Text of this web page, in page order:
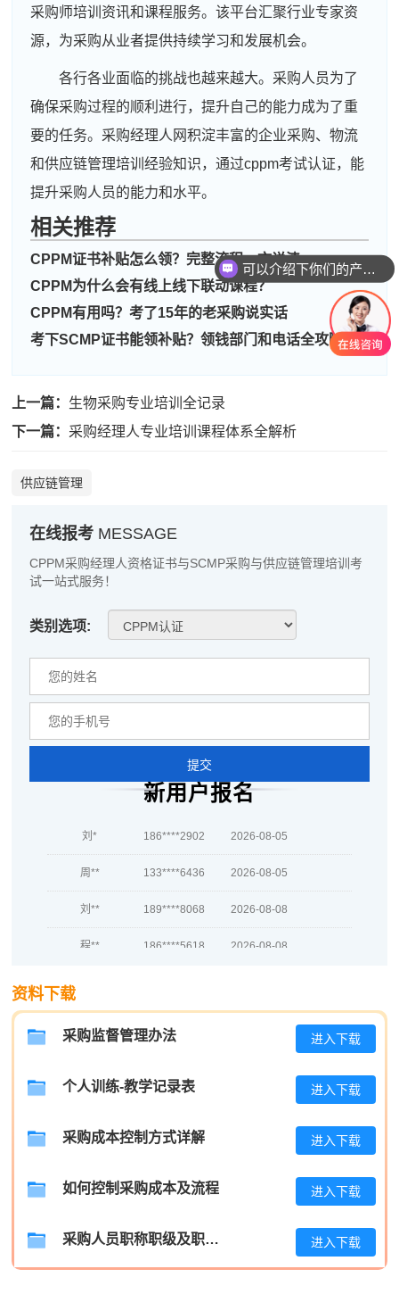
采购师培训资讯和课程服务。该平台汇聚行业专家资
源，为采购从业者提供持续学习和发展机会。
各行各业面临的挑战也越来越大。采购人员为了
确保采购过程的顺利进行，提升自己的能力成为了重
要的任务。采购经理人网积淀丰富的企业采购、物流
和供应链管理培训经验知识，通过cppm考试认证，能
提升采购人员的能力和水平。
相关推荐
CPPM证书补贴怎么领？完整流程一文说清
CPPM为什么会有线上线下联动课程？
CPPM有用吗？考了15年的老采购说实话
考下SCMP证书能领补贴？领钱部门和电话全攻略
上一篇： 生物采购专业培训全记录
下一篇： 采购经理人专业培训课程体系全解析
供应链管理
在线报考 MESSAGE
CPPM采购经理人资格证书与SCMP采购与供应链管理培训考
试一站式服务！
类别选项:
提交
新用户报名
刘** 189****8068 2026-08-08
程** 186****5618 2026-08-08
高** 186****8342 2026-08-07
王** 189****1576 2026-08-07
李* 189****7691
孔** 181****9162 2026-08-06
133****4951 2026-08-06
蒋*
肖**
189****3312
189****6794 2026-08-05
刘* 186****2902 2026-08-05
周** 133****6436 2026-08-05
刘** 189****8068 2026-08-08
程** 186****5618 2026-08-08
陈* 133****2418 2026-08-07
王** 189****1576
李* 189****7691
孔** 181****9162
资料下载
采购监督管理办法 进入下载
个人训练-教学记录表 进入下载
采购成本控制方式详解 进入下载
如何控制采购成本及流程 进入下载
采购人员职称职级及职位晋升管理制度 进入下载